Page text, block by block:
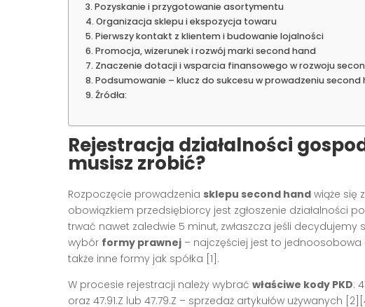
Pozyskanie i przygotowanie asortymentu
Organizacja sklepu i ekspozycja towaru
Pierwszy kontakt z klientem i budowanie lojalności
Promocja, wizerunek i rozwój marki second hand
Znaczenie dotacji i wsparcia finansowego w rozwoju
Podsumowanie – klucz do sukcesu w prowadzeniu second
Źródła:
Rejestracja działalności
musisz zrobić?
Rozpoczęcie prowadzenia sklepu second hand wiąże się
obowiązkiem przedsiębiorcy jest zgłoszenie działalności
trwać nawet zaledwie 5 minut, zwłaszcza jeśli decydujemy
wybór formy prawnej – najczęściej jest to
także inne formy jak spółka [1].
W procesie rejestracji należy wybrać właściwe kody PKD:
oraz 47.91.Z lub 47.79.Z – sprzedaż artykułów używanych